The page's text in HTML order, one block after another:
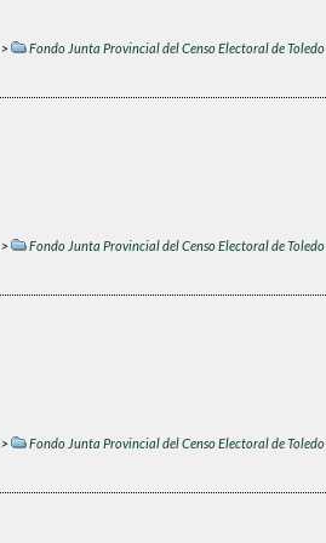
> Fondo Junta Provincial del Censo Electoral de Toledo
> Fondo Junta Provincial del Censo Electoral de Toledo
> Fondo Junta Provincial del Censo Electoral de Toledo